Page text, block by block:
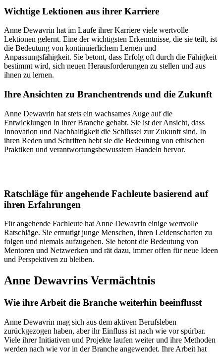
Wichtige Lektionen aus ihrer Karriere
Anne Dewavrin hat im Laufe ihrer Karriere viele wertvolle
Lektionen gelernt. Eine der wichtigsten Erkenntnisse, die sie teilt, ist
die Bedeutung von kontinuierlichem Lernen und
Anpassungsfähigkeit. Sie betont, dass Erfolg oft durch die Fähigkeit
bestimmt wird, sich neuen Herausforderungen zu stellen und aus
ihnen zu lernen.
Ihre Ansichten zu Branchentrends und die Zukunft
Anne Dewavrin hat stets ein wachsames Auge auf die
Entwicklungen in ihrer Branche gehabt. Sie ist der Ansicht, dass
Innovation und Nachhaltigkeit die Schlüssel zur Zukunft sind. In
ihren Reden und Schriften hebt sie die Bedeutung von ethischen
Praktiken und verantwortungsbewusstem Handeln hervor.
Ratschläge für angehende Fachleute basierend auf
ihren Erfahrungen
Für angehende Fachleute hat Anne Dewavrin einige wertvolle
Ratschläge. Sie ermutigt junge Menschen, ihren Leidenschaften zu
folgen und niemals aufzugeben. Sie betont die Bedeutung von
Mentoren und Netzwerken und rät dazu, immer offen für neue Ideen
und Perspektiven zu bleiben.
Anne Dewavrins Vermächtnis
Wie ihre Arbeit die Branche weiterhin beeinflusst
Anne Dewavrin mag sich aus dem aktiven Berufsleben
zurückgezogen haben, aber ihr Einfluss ist nach wie vor spürbar.
Viele ihrer Initiativen und Projekte laufen weiter und ihre Methoden
werden nach wie vor in der Branche angewendet. Ihre Arbeit hat